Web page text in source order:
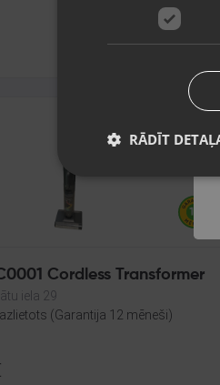
Cordless Transformer
iela 29
(Garantija 12 mēneši)
RĀDĪT